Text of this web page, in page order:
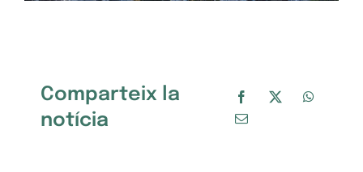
Comparteix la
notícia